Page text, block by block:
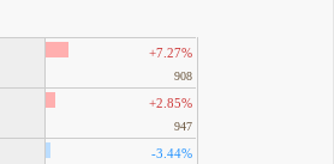
+7.27%
908
+2.85%
947
-3.44%